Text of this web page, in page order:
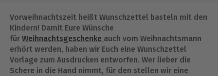
Vorweihnachtszeit heißt Wunschzettel basteln mit den
Kindern! Damit Eure Wünsche
für Weihnachtsgeschenke auch vom Weihnachtsmann
erhört werden, haben wir Euch eine Wunschzettel
Vorlage zum Ausdrucken entworfen. Wer lieber die
Schere in die Hand nimmt, für den stellen wir eine